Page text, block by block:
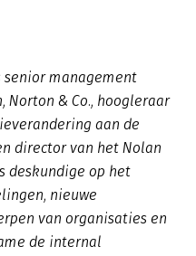
senior management
& Co., hoogleraar
aan de
director van het Nolan
deskundige op het
nieuwe
van organisaties en
de internal